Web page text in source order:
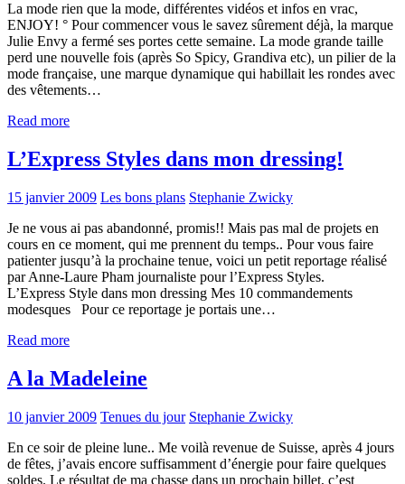
La mode rien que la mode, différentes vidéos et infos en vrac,
ENJOY! ° Pour commencer vous le savez sûrement déjà, la marque
Julie Envy a fermé ses portes cette semaine. La mode grande taille
perd une nouvelle fois (après So Spicy, Grandiva etc), un pilier de la
mode française, une marque dynamique qui habillait les rondes avec
des vêtements…
Read more
L’Express Styles dans mon dressing!
15 janvier 2009 Les bons plans Stephanie Zwicky
Je ne vous ai pas abandonné, promis!! Mais pas mal de projets en
cours en ce moment, qui me prennent du temps.. Pour vous faire
patienter jusqu’à la prochaine tenue, voici un petit reportage réalisé
par Anne-Laure Pham journaliste pour l’Express Styles.
L’Express Style dans mon dressing Mes 10 commandements
modesques Pour ce reportage je portais une…
Read more
A la Madeleine
10 janvier 2009 Tenues du jour Stephanie Zwicky
En ce soir de pleine lune.. Me voilà revenue de Suisse, après 4 jours
de fêtes, j’avais encore suffisamment d’énergie pour faire quelques
soldes. Le résultat de ma chasse dans un prochain billet, c’est